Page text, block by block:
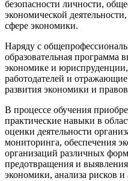
безопасности личности,
экономической
сфере экономики.
Наряду с
образовательная программа
экономике и
работодателей и
развития экономики и
В процессе обучения
практические навыки в
оценки деятельности
мониторинга, обеспечения
организаций различных
предотвращения и
экономики, анализа рисков